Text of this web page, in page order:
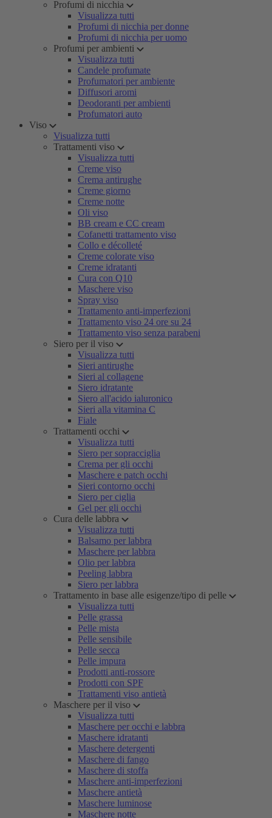
Profumi di nicchia
Visualizza tutti
Profumi di nicchia per donne
Profumi di nicchia per uomo
Profumi per ambienti
Visualizza tutti
Candele profumate
Profumatori per ambiente
Diffusori aromi
Deodoranti per ambienti
Profumatori auto
Viso
Visualizza tutti
Trattamenti viso
Visualizza tutti
Creme viso
Crema antirughe
Creme giorno
Creme notte
Oli viso
BB cream e CC cream
Cofanetti trattamento viso
Collo e décolleté
Creme colorate viso
Creme idratanti
Cura con Q10
Maschere viso
Spray viso
Trattamento anti-imperfezioni
Trattamento viso 24 ore su 24
Trattamento viso senza parabeni
Siero per il viso
Visualizza tutti
Sieri antirughe
Sieri al collagene
Siero idratante
Siero all'acido ialuronico
Sieri alla vitamina C
Fiale
Trattamenti occhi
Visualizza tutti
Siero per sopracciglia
Crema per gli occhi
Maschere e patch occhi
Sieri contorno occhi
Siero per ciglia
Gel per gli occhi
Cura delle labbra
Visualizza tutti
Balsamo per labbra
Maschere per labbra
Olio per labbra
Peeling labbra
Siero per labbra
Trattamento in base alle esigenze/tipo di pelle
Visualizza tutti
Pelle grassa
Pelle mista
Pelle sensibile
Pelle secca
Pelle impura
Prodotti anti-rossore
Prodotti con SPF
Trattamenti viso antietà
Maschere per il viso
Visualizza tutti
Maschere per occhi e labbra
Maschere idratanti
Maschere detergenti
Maschere di fango
Maschere di stoffa
Maschere anti-imperfezioni
Maschere antietà
Maschere luminose
Maschere notte